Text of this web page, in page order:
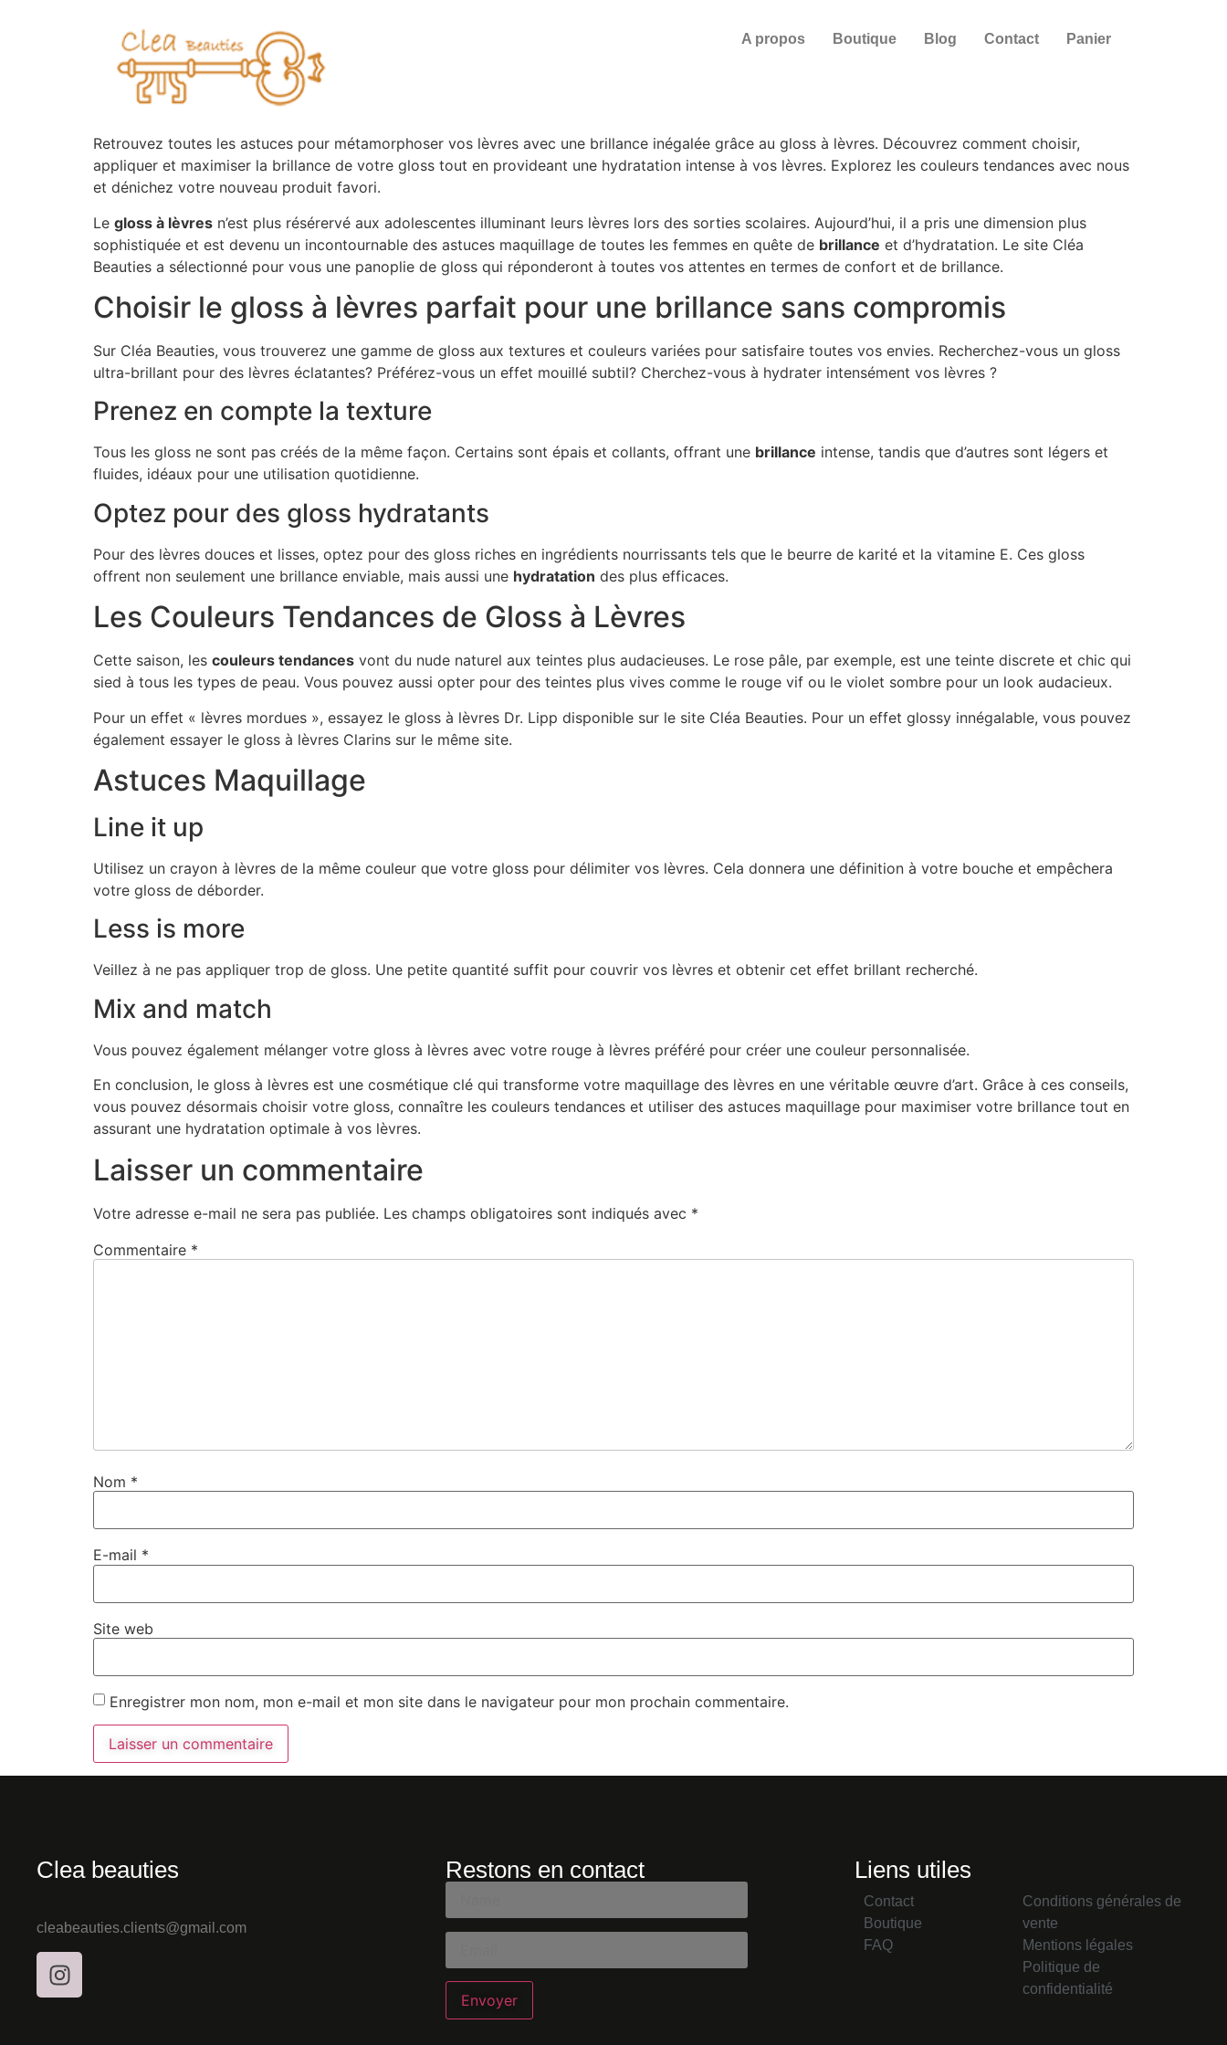
A propos Boutique Blog Contact Panier
Retrouvez toutes les astuces pour métamorphoser vos lèvres avec une brillance inégalée grâce au gloss à lèvres. Découvrez comment choisir,
appliquer et maximiser la brillance de votre gloss tout en provideant une hydratation intense à vos lèvres. Explorez les couleurs tendances avec nous
et dénichez votre nouveau produit favori.
Le gloss à lèvres n’est plus résérervé aux adolescentes illuminant leurs lèvres lors des sorties scolaires. Aujourd’hui, il a pris une dimension plus
sophistiquée et est devenu un incontournable des astuces maquillage de toutes les femmes en quête de brillance et d’hydratation. Le site Cléa
Beauties a sélectionné pour vous une panoplie de gloss qui réponderont à toutes vos attentes en termes de confort et de brillance.
Choisir le gloss à lèvres parfait pour une brillance sans compromis
Sur Cléa Beauties, vous trouverez une gamme de gloss aux textures et couleurs variées pour satisfaire toutes vos envies. Recherchez-vous un gloss
ultra-brillant pour des lèvres éclatantes? Préférez-vous un effet mouillé subtil? Cherchez-vous à hydrater intensément vos lèvres ?
Prenez en compte la texture
Tous les gloss ne sont pas créés de la même façon. Certains sont épais et collants, offrant une brillance intense, tandis que d’autres sont légers et
fluides, idéaux pour une utilisation quotidienne.
Optez pour des gloss hydratants
Pour des lèvres douces et lisses, optez pour des gloss riches en ingrédients nourrissants tels que le beurre de karité et la vitamine E. Ces gloss
offrent non seulement une brillance enviable, mais aussi une hydratation des plus efficaces.
Les Couleurs Tendances de Gloss à Lèvres
Cette saison, les couleurs tendances vont du nude naturel aux teintes plus audacieuses. Le rose pâle, par exemple, est une teinte discrete et chic qui
sied à tous les types de peau. Vous pouvez aussi opter pour des teintes plus vives comme le rouge vif ou le violet sombre pour un look audacieux.
Pour un effet « lèvres mordues », essayez le gloss à lèvres Dr. Lipp disponible sur le site Cléa Beauties. Pour un effet glossy innégalable, vous pouvez
également essayer le gloss à lèvres Clarins sur le même site.
Astuces Maquillage
Line it up
Utilisez un crayon à lèvres de la même couleur que votre gloss pour délimiter vos lèvres. Cela donnera une définition à votre bouche et empêchera
votre gloss de déborder.
Less is more
Veillez à ne pas appliquer trop de gloss. Une petite quantité suffit pour couvrir vos lèvres et obtenir cet effet brillant recherché.
Mix and match
Vous pouvez également mélanger votre gloss à lèvres avec votre rouge à lèvres préféré pour créer une couleur personnalisée.
En conclusion, le gloss à lèvres est une cosmétique clé qui transforme votre maquillage des lèvres en une véritable œuvre d’art. Grâce à ces conseils,
vous pouvez désormais choisir votre gloss, connaître les couleurs tendances et utiliser des astuces maquillage pour maximiser votre brillance tout en
assurant une hydratation optimale à vos lèvres.
Laisser un commentaire
Votre adresse e-mail ne sera pas publiée. Les champs obligatoires sont indiqués avec *
Commentaire *
Nom *
E-mail *
Site web
Enregistrer mon nom, mon e-mail et mon site dans le navigateur pour mon prochain commentaire.
Clea beauties
cleabeauties.clients@gmail.com
Restons en contact Liens utiles
Contact
Boutique
FAQ
Conditions générales de
vente
Mentions légales
Politique de
confidentialité